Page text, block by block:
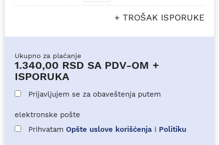
+ TROŠAK ISPORUKE
Ukupno za plaćanje
1.340,00 RSD SA PDV-OM +
ISPORUKA
Prijavljujem se za obaveštenja putem
elektronske pošte
Prihvatam Opšte uslove korišćenja i Politiku